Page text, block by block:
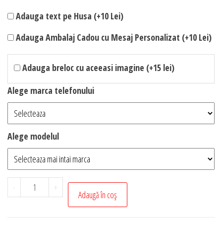
Adauga text pe Husa (+10 Lei)
Adauga Ambalaj Cadou cu Mesaj Personalizat (+10 Lei)
Adauga breloc cu aceeasi imagine (+15 lei)
Alege marca telefonului
Alege modelul
-
Cantitate
Husa
+
Adaugă în coș